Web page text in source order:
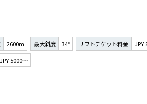
2600m 最大斜度 34° リフトチケット料金 JPY
JPY 5000～